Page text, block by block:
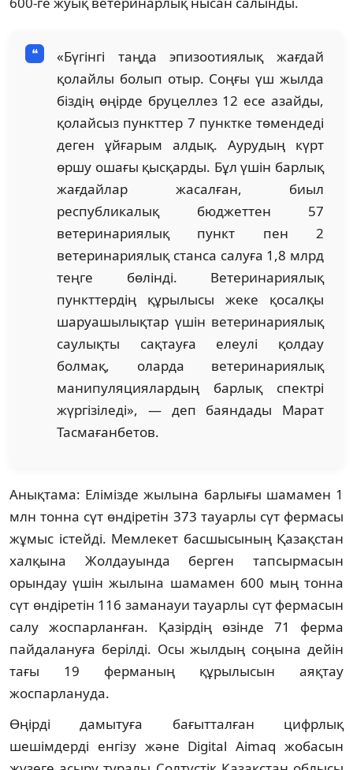
«Бүгінгі таңда эпизоотиялық жағдай
қолайлы болып отыр. Соңғы үш жылда
біздің өңірде бруцеллез 12 есе азайды,
қолайсыз пункттер 7 пунктке төмендеді
деген ұйғарым алдық. Аурудың күрт
өршу ошағы қысқарды. Бұл үшін барлық
жағдайлар жасалған, биыл
республикалық бюджеттен 57
ветеринариялық пункт пен 2
ветеринариялық станса салуға 1,8 млрд
теңге бөлінді. Ветеринариялық
пункттердің құрылысы жеке қосалқы
шаруашылықтар үшін ветеринариялық
саулықты сақтауға елеулі қолдау
болмақ, оларда ветеринариялық
манипуляциялардың барлық спектрі
жүргізіледі», — деп баяндады Марат
Тасмағанбетов.
Анықтама: Елімізде жылына барлығы шамамен 1
млн тонна сүт өндіретін 373 тауарлы сүт фермасы
жұмыс істейді. Мемлекет басшысының Қазақстан
халқына Жолдауында берген тапсырмасын
орындау үшін жылына шамамен 600 мың тонна
сүт өндіретін 116 заманауи тауарлы сүт фермасын
салу жоспарланған. Қазірдің өзінде 71 ферма
пайдалануға берілді. Осы жылдың соңына дейін
тағы 19 ферманың құрылысын аяқтау
жоспарлануда.
Өңірді дамытуға бағытталған цифрлық
шешімдерді енгізу және Digital Aimaq жобасын